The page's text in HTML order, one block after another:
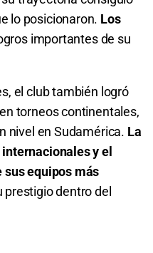
S/ 63
S/ 1,40
lo posicionaron. Los
importantes de su
el club también logró
torneos continentales,
nivel en Sudamérica. La
y el
equipos más
dentro del